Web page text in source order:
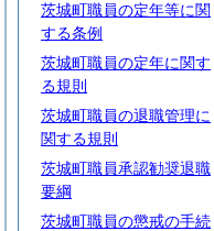
茨城町職員の定年等に関
する条例
茨城町職員の定年に関す
る規則
茨城町職員の退職管理に
関する規則
茨城町職員承認勧奨退職
要綱
茨城町職員の懲戒の手続